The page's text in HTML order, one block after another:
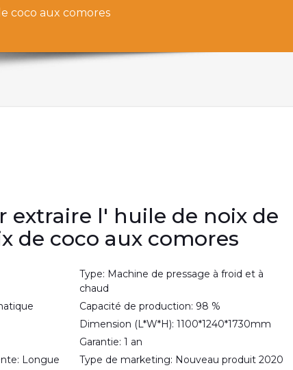
coco aux comores
extraire l' huile de noix de
de coco aux comores
Type: Machine de pressage à froid et à
chaud
Capacité de production: 98 %
Dimension (L*W*H): 1100*1240*1730mm
Garantie: 1 an
Longue
Type de marketing: Nouveau produit 2020